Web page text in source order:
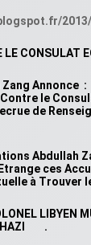
LE CONSULAT
Zang Annonce
le
de
Abdullah
ces
à Trouver
LIBYEN
.